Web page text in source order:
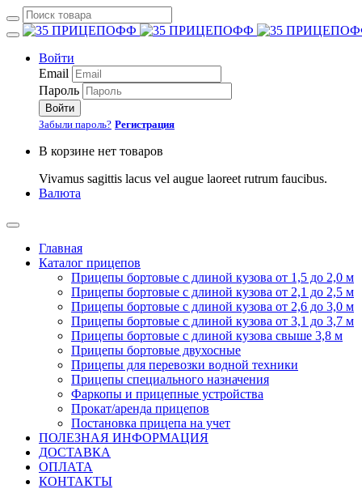
Войти
Email
Пароль
Войти
Забыли пароль? Регистрация
В корзине нет товаров
Vivamus sagittis lacus vel augue laoreet rutrum faucibus.
Валюта
Главная
Каталог прицепов
Прицепы бортовые с длиной кузова от 1,5 до 2,0 м
Прицепы бортовые с длиной кузова от 2,1 до 2,5 м
Прицепы бортовые с длиной кузова от 2,6 до 3,0 м
Прицепы бортовые с длиной кузова от 3,1 до 3,7 м
Прицепы бортовые с длиной кузова свыше 3,8 м
Прицепы бортовые двухосные
Прицепы для перевозки водной техники
Прицепы специального назначения
Фаркопы и прицепные устройства
Прокат/аренда прицепов
Постановка прицепа на учет
ПОЛЕЗНАЯ ИНФОРМАЦИЯ
ДОСТАВКА
ОПЛАТА
КОНТАКТЫ